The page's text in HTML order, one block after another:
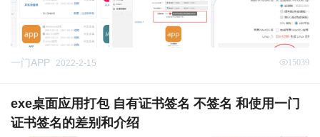
一门APP 2022-2-15 15039
exe桌面应用打包 自有证书签名 不签名 和使用一门
证书签名的差别和介绍